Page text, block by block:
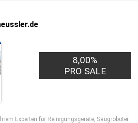
8,00%
PRO SALE
Experten für Reinigungsgeräte, Saugroboter